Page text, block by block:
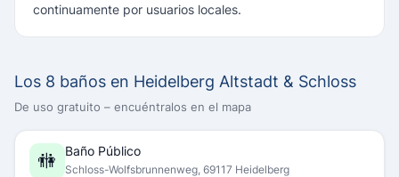
continuamente por usuarios locales.
Los 8 baños en Heidelberg Altstadt & Schloss
De uso gratuito – encuéntralos en el mapa
🚻 Baño Público
Schloss-Wolfsbrunnenweg, 69117 Heidelberg